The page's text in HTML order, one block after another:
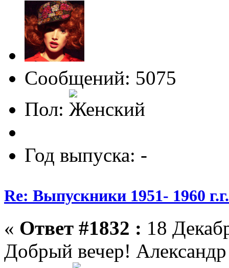
Сообщений: 5075
Пол:
Год выпуска: -
Re: Выпускники 1951- 1960
« Ответ #1832 : 18
Добрый вечер!